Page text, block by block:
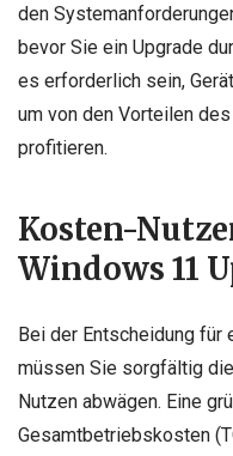
den
bevor Sie ein Upgrade
es erforderlich sein,
um von den Vorteilen
profitieren.
Kosten-
Windows 11
Bei der Entscheidung für
müssen Sie sorgfältig
Nutzen abwägen. Eine
Gesamtbetriebskosten